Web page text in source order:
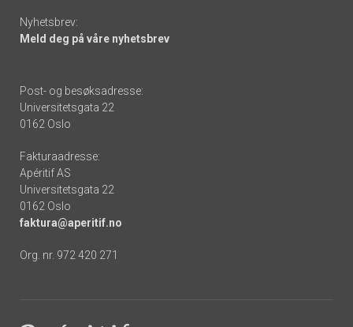
Nyhetsbrev:
Meld deg på våre nyhetsbrev
Post- og besøksadresse:
Universitetsgata 22
0162 Oslo
Fakturaadresse:
Apéritif AS
Universitetsgata 22
0162 Oslo
faktura@aperitif.no
Org. nr. 972 420 271